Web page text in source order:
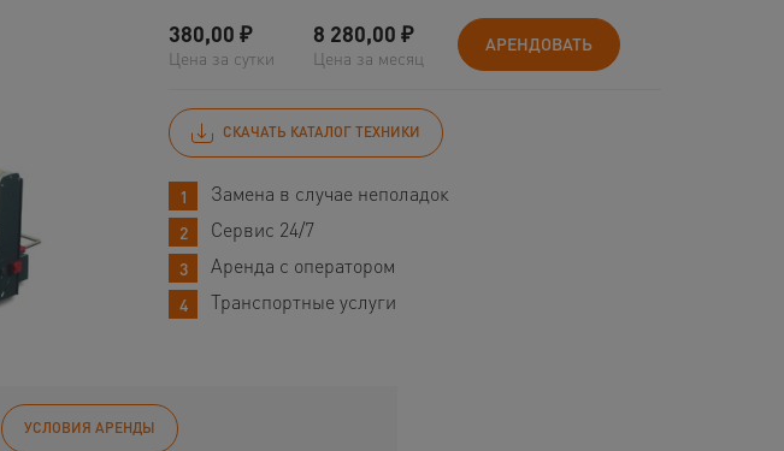
380,00 ₽
Цена за сутки
8 280,00 ₽
Цена за месяц
АРЕНДОВАТЬ
СКАЧАТЬ КАТАЛОГ ТЕХНИКИ
Замена в случае неполадок
Сервис 24/7
Аренда с оператором
Транспортные услуги
УСЛОВИЯ АРЕНДЫ